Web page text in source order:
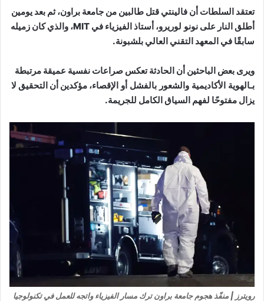
تعتقد السلطات أن فالينتي قتل طالبين من جامعة براون، ثم بعد يومين
أطلق النار على نونو لوريرو
، أستاذ الفيزياء في MIT، والذي كان زميله
سابقًا في المعهد التقني العالي بلشبونة.
ويرى بعض الباحثين أن الحادثة تعكس صراعات نفسية عميقة مرتبطة
بـالهوية الأكاديمية والشعور بالفشل أو الإقصاء، مؤكدين أن التحقيق لا
يزال مفتوحًا لفهم السياق الكامل للجريمة.
رويترز | منفّذ هجوم جامعة براون ترك مسار الفيزياء واتجه للعمل في تكنولوجيا